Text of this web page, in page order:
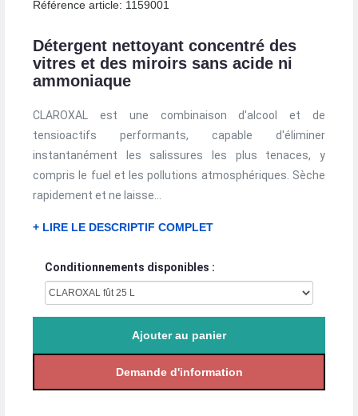
Référence article: 1159001
Détergent nettoyant concentré des
vitres et des miroirs sans acide ni
ammoniaque
CLAROXAL est une combinaison d'alcool et de
tensioactifs performants, capable d'éliminer
instantanément les salissures les plus tenaces, y
compris le fuel et les pollutions atmosphériques. Sèche
rapidement et ne laisse...
+ LIRE LE DESCRIPTIF COMPLET
Conditionnements disponibles :